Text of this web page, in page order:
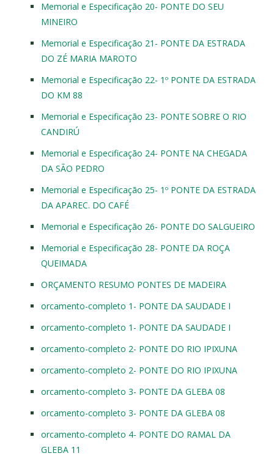
Memorial e Especificação 20- PONTE DO SEU
MINEIRO
Memorial e Especificação 21- PONTE DA ESTRADA
DO ZÉ MARIA MAROTO
Memorial e Especificação 22- 1º PONTE DA ESTRADA
DO KM 88
Memorial e Especificação 23- PONTE SOBRE O RIO
CANDIRÚ
Memorial e Especificação 24- PONTE NA CHEGADA
DA SÃO PEDRO
Memorial e Especificação 25- 1º PONTE DA ESTRADA
DA APAREC. DO CAFÉ
Memorial e Especificação 26- PONTE DO SALGUEIRO
Memorial e Especificação 28- PONTE DA ROÇA
QUEIMADA
ORÇAMENTO RESUMO PONTES DE MADEIRA
orcamento-completo 1- PONTE DA SAUDADE I
orcamento-completo 1- PONTE DA SAUDADE I
orcamento-completo 2- PONTE DO RIO IPIXUNA
orcamento-completo 2- PONTE DO RIO IPIXUNA
orcamento-completo 3- PONTE DA GLEBA 08
orcamento-completo 3- PONTE DA GLEBA 08
orcamento-completo 4- PONTE DO RAMAL DA
GLEBA 11